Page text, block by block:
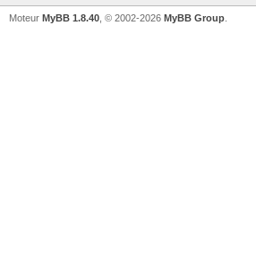
Moteur MyBB 1.8.40 , © 2002-2026 MyBB Group